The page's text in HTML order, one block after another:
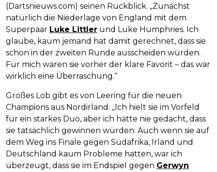
(Dartsnieuws.com) seinen Rückblick. „Zunächst
natürlich die Niederlage von England mit dem
Superpaar Luke Littler und Luke Humphries. Ich
glaube, kaum jemand hat damit gerechnet, dass sie
schon in der zweiten Runde ausscheiden würden.
Für mich waren sie vorher der klare Favorit – das war
wirklich eine Überraschung.“
Großes Lob gibt es von Leering für die neuen
Champions aus Nordirland: „Ich hielt sie im Vorfeld
für ein starkes Duo, aber ich hätte nie gedacht, dass
sie tatsächlich gewinnen würden. Auch wenn sie auf
dem Weg ins Finale gegen Südafrika, Irland und
Deutschland kaum Probleme hatten, war ich
überzeugt, dass sie im Endspiel gegen Gerwyn